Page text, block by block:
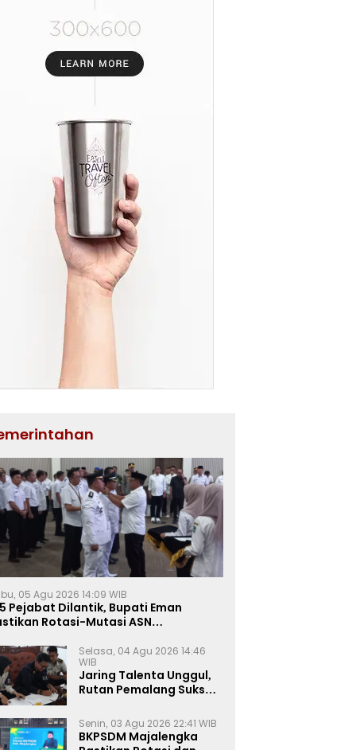
05 Agu 2026 14:09 WIB
Pejabat Dilantik, Bupati Eman
Rotasi-Mutasi ASN
Selasa, 04 Agu 2026 14:46
WIB
Jaring Talenta Unggul,
Rutan Pemalang Sukses
Wawancara Magang
Kemnaker
Senin, 03 Agu 2026 22:41 WIB
BKPSDM Majalengka